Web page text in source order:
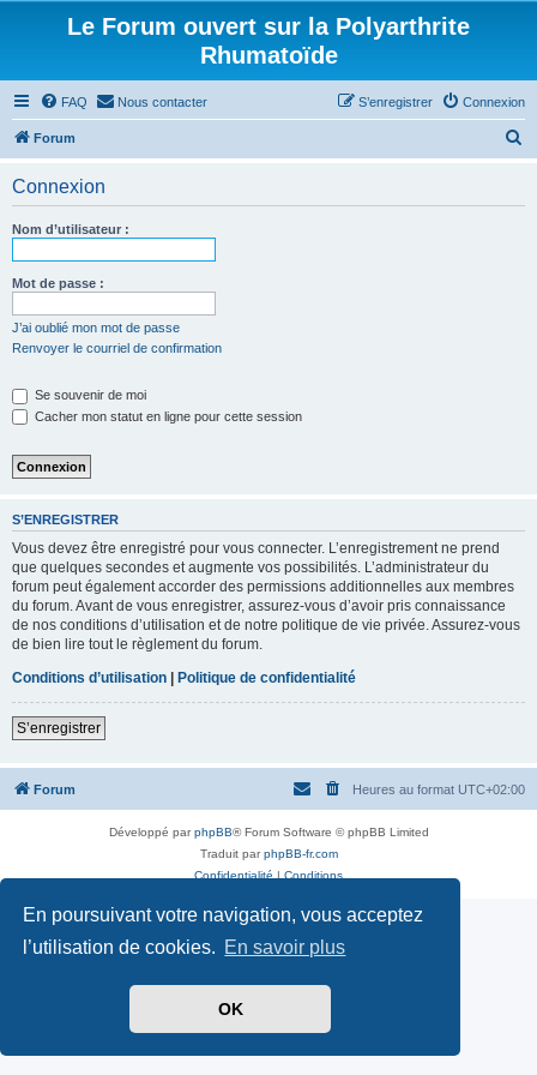
En poursuivant votre navigation, vous acceptez
l’utilisation de cookies. En savoir plus
OK
Le Forum ouvert sur la Polyarthrite
Rhumatoïde
FAQ Nous contacter Connexion
S’enregistrer
Forum
Connexion
Nom d’utilisateur :
Mot de passe :
J’ai oublié mon mot de passe
Renvoyer le courriel de confirmation
Se souvenir de moi
Cacher mon statut en ligne pour cette session
S’ENREGISTRER
Vous devez être enregistré pour vous connecter. L’enregistrement ne prend
que quelques secondes et augmente vos possibilités. L’administrateur du
forum peut également accorder des permissions additionnelles aux membres
du forum. Avant de vous enregistrer, assurez-vous d’avoir pris connaissance
de nos conditions d’utilisation et de notre politique de vie privée. Assurez-vous
de bien lire tout le règlement du forum.
Conditions d’utilisation | Politique de confidentialité
S’enregistrer
Forum Heures au format UTC+02:00
Développé parphpBB® Forum Software © phpBB Limited
Traduit parphpBB-fr.com
Confidentialité | Conditions